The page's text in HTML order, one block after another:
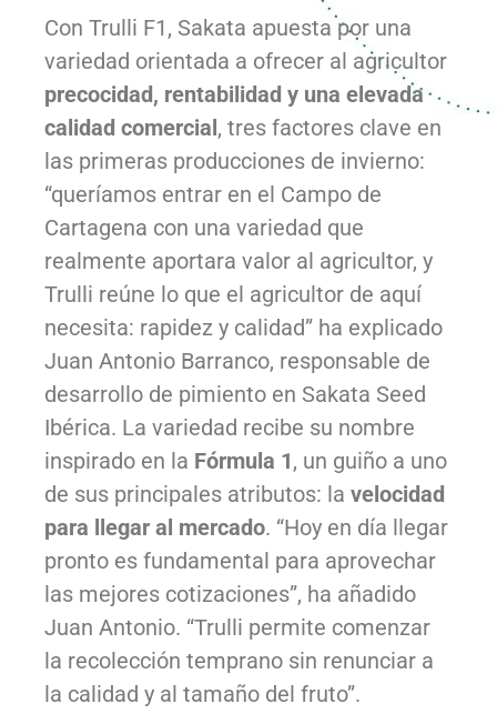
Con Trulli F1, Sakata apuesta por una
variedad orientada a ofrecer al agricultor
precocidad, rentabilidad y una elevada
calidad comercial, tres factores clave en
las primeras producciones de invierno:
“queríamos entrar en el Campo de
Cartagena con una variedad que
realmente aportara valor al agricultor, y
Trulli reúne lo que el agricultor de aquí
necesita: rapidez y calidad” ha explicado
Juan Antonio Barranco, responsable de
desarrollo de pimiento en Sakata Seed
Ibérica. La variedad recibe su nombre
inspirado en la Fórmula 1, un guiño a uno
de sus principales atributos: la velocidad
para llegar al mercado. “Hoy en día llegar
pronto es fundamental para aprovechar
las mejores cotizaciones”, ha añadido
Juan Antonio. “Trulli permite comenzar
la recolección temprano sin renunciar a
la calidad y al tamaño del fruto”.